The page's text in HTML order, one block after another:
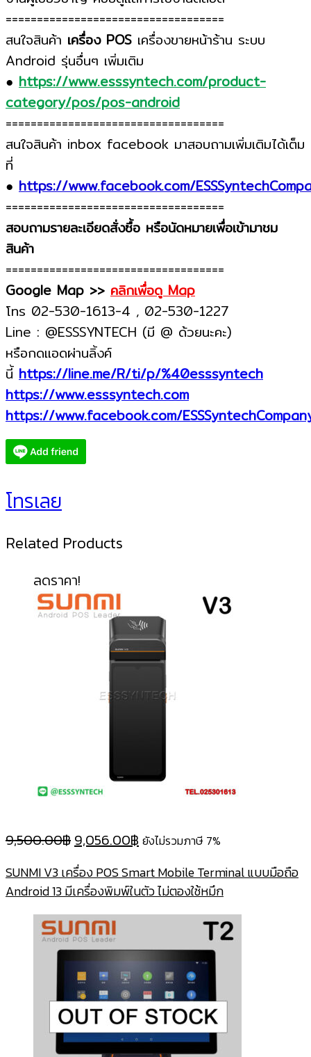
===================================
สนใจสินค้า เครื่อง POS เครื่องขายหน้าร้าน ระบบ
Android รุ่นอื่นๆ เพิ่มเติม
● https://www.esssyntech.com/product-
category/pos/pos-android
===================================
สนใจสินค้า inbox facebook มาสอบถามเพิ่มเติมได้เต็ม
ที่
● https://www.facebook.com/
===================================
สอบถามรายละเอียดสั่งซื้อ หรือนัดหมายเพื่อเข้ามาชม
สินค้า
===================================
Google Map >> คลิกเพื่อดู Map
โทร 02-530-1613-4 , 02-530-1227
Line : @ESSSYNTECH (มี @ ด้วยนะคะ)
หรือกดแอดผ่านลิ้งค์
นี้ https://line.me/R/ti/p/%40esssyntech
https://www.esssyntech.com
https://www.facebook.com/
โทรเลย
Related Products
ลดราคา!
9,500.00฿ Original
price
was:
9,500.00฿.
9,056.00฿ Current
is:
9,056.00฿.
ยังไม่รวมภาษี 7%
SUNMI V3 เครื่อง POS Smart Mobile Terminal แบบมือถือ
Android 13 มีเครื่องพิมพ์ในตัว ไม่ตองใช้หมึก